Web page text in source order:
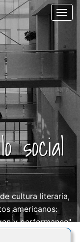
social
cultura literaria,
americanos:
y performance"